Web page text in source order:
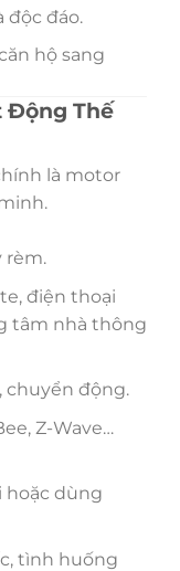
độc đáo.
hộ sang
Động Thế
là motor
rèm.
điện thoại
tâm nhà thông
chuyển động.
Z-Wave…
hoặc dùng
tình huống